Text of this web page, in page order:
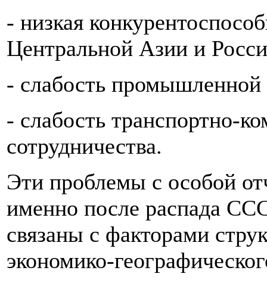
- низкая
Центральной Азии и
- слабость промышленной
- слабость транспортно-
сотрудничества.
Эти проблемы с особой
именно после распада
связаны с факторами
экономико-